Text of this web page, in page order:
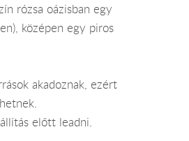
rózsa oázisban egy
középen egy piros
akadoznak, ezért
előtt leadni.